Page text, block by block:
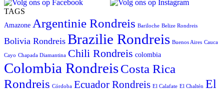
TAGS
Amazone Argentinie Rondreis Bariloche Belize Rondreis
Bolivia Rondreis Brazilie Rondreis Buenos Aires Cauca
Cayo Chapada Diamantina Chili Rondreis colombia
Colombia RondreisCosta Rica
Rondreis Córdoba Ecuador Rondreis El Calafate El Chaltén El